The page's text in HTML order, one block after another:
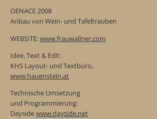
OENACE 2008
Anbau von Wein- und Tafeltrauben
WEBSITE:www.frauwallner.com
Idee, Text & Edit:
KHS Layout- und Textbüro,
www.hauenstein.at
Technische Umsetzung
und Programmierung:
Daysidewww.dayside.net